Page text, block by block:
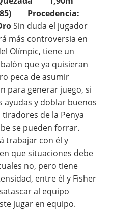
Procedencia:
Sin duda el jugador
más controversia en
Olímpic, tiene un
que ya quisieran
peca de asumir
para generar juego, si
ayudas y doblar buenos
tiradores de la Penya
se pueden forrar.
trabajar con él y
que situaciones debe
no, pero tiene
entre él y Fisher
al equipo
jugar en equipo.